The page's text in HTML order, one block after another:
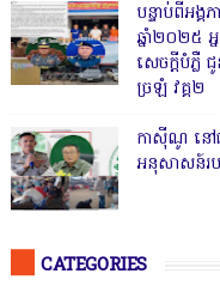
បន្ទាប់ពីអង្
ឆ្នាំ២០២៥ អ្
សេចក្តីបំភ្លឺ
ច្រឡំ វគ្គ២
កាសុីណូ នៅជ
អនុសាសន៍រ
CATEGORIES